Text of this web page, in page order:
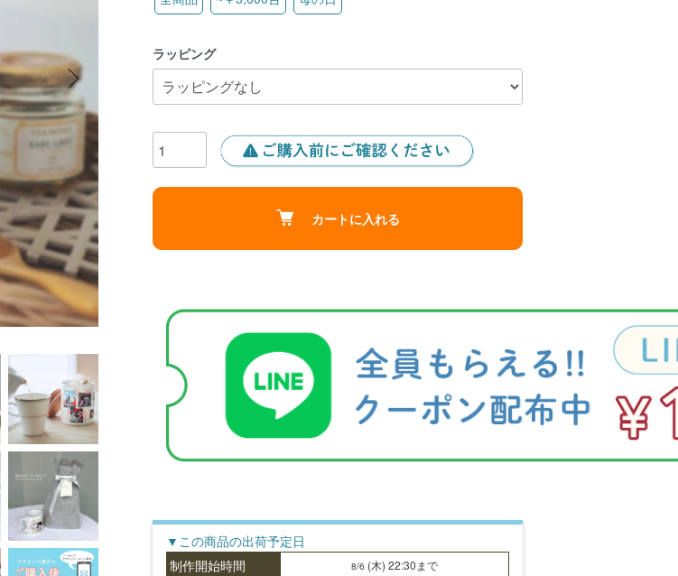
ラッピング
カートに入れる
▼この商品の出荷予定日
制作開始時間
8/6 (木) 22:30まで